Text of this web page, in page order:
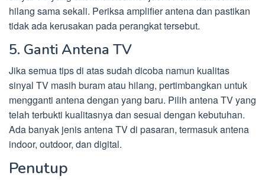
hilang sama sekali. Periksa amplifier antena dan pastikan
tidak ada kerusakan pada perangkat tersebut.
5. Ganti Antena TV
Jika semua tips di atas sudah dicoba namun kualitas
sinyal TV masih buram atau hilang, pertimbangkan untuk
mengganti antena dengan yang baru. Pilih antena TV yang
telah terbukti kualitasnya dan sesuai dengan kebutuhan.
Ada banyak jenis antena TV di pasaran, termasuk antena
indoor, outdoor, dan digital.
Penutup